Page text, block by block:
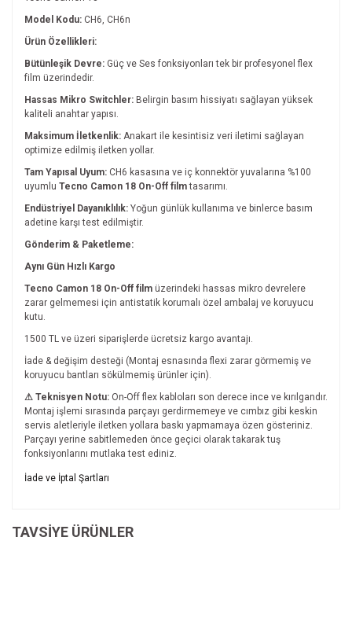
Model Kodu: CH6, CH6n
Ürün Özellikleri:
Bütünleşik Devre: Güç ve Ses fonksiyonları tek bir profesyonel flex
film üzerindedir.
Hassas Mikro Switchler: Belirgin basım hissiyatı sağlayan yüksek
kaliteli anahtar yapısı.
Maksimum İletkenlik: Anakart ile kesintisiz veri iletimi sağlayan
optimize edilmiş iletken yollar.
Tam Yapısal Uyum: CH6 kasasına ve iç konnektör yuvalarına %100
uyumlu Tecno Camon 18 On-Off filmtasarımı.
Endüstriyel Dayanıklılık: Yoğun günlük kullanıma ve binlerce basım
adetine karşı test edilmiştir.
Gönderim & Paketleme:
Aynı Gün Hızlı Kargo
Tecno Camon 18 On-Off film üzerindeki hassas mikro devrelere
zarar gelmemesi için antistatik korumalı özel ambalaj ve koruyucu
kutu.
1500 TL ve üzeri siparişlerde ücretsiz kargo avantajı.
İade & değişim desteği (Montaj esnasında flexi zarar görmemiş ve
koruyucu bantları sökülmemiş ürünler için).
⚠ Teknisyen Notu: On-Off flex kabloları son derece ince ve kırılgandır.
Montaj işlemi sırasında parçayı gerdirmemeye ve cımbız gibi keskin
servis aletleriyle iletken yollara baskı yapmamaya özen gösteriniz.
Parçayı yerine sabitlemeden önce geçici olarak takarak tuş
fonksiyonlarını mutlaka test ediniz.
Bu ürünün fiyat bilgisi, resim, ürün açıklamalarında ve diğer
Görüş ve önerileriniz için teşekkür ederiz.
İade ve İptal Şartları
TAVSİYE ÜRÜNLER